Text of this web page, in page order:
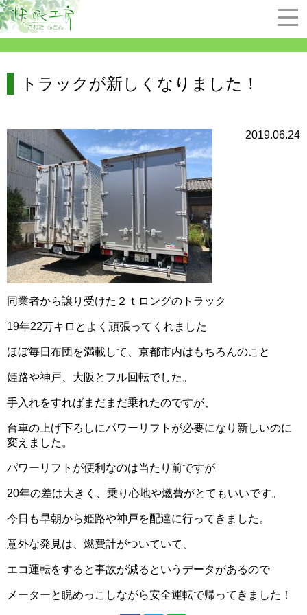
トラックが新しくなりました！
2019.06.24
同業者から譲り受けた２ｔロングのトラック
19年22万キロとよく頑張ってくれました
ほぼ毎日布団を満載して、京都市内はもちろんのこと
姫路や神戸、大阪とフル回転でした。
手入れをすればまだまだ乗れたのですが、
台車の上げ下ろしにパワーリフトが必要になり新しいのに
変えました。
パワーリフトが便利なのは当たり前ですが
20年の差は大きく、乗り心地や燃費がとてもいいです。
今日も早朝から姫路や神戸を配達に行ってきました。
意外な発見は、燃費計がついていて、
エコ運転をすると事故が減るというデータがあるので
メーターと睨めっこしながら安全運転で帰ってきました！